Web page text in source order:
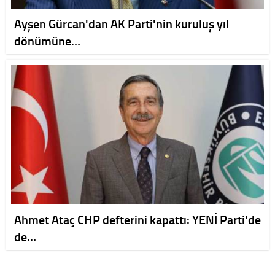
Ayşen Gürcan'dan AK Parti'nin kuruluş yıl
dönümüne…
Ahmet Ataç CHP defterini kapattı: YENİ Parti'de
de…